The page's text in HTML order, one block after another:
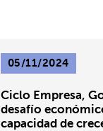
05/11/2024
Ciclo Empresa,
desafío
capacidad de